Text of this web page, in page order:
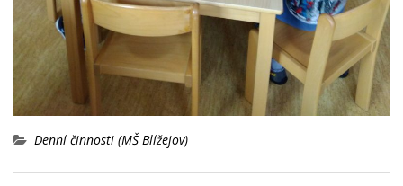
Denní činnosti (MŠ Blížejov)